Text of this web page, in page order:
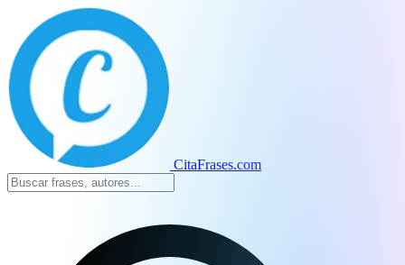
CitaFrases.com